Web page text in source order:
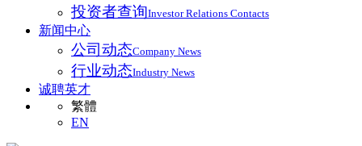
投资者查询Investor Relations Contacts
新闻中心
公司动态Company News
行业动态Industry News
诚聘英才
繁體
EN